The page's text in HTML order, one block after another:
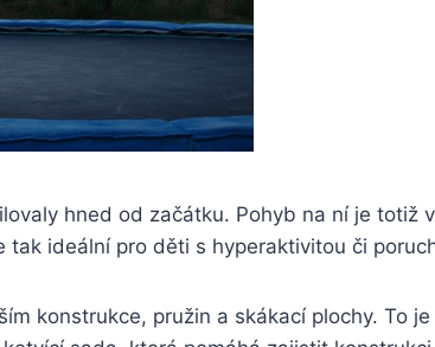
hned od začátku. Pohyb na ní je totiž
ideální pro děti s hyperaktivitou či
konstrukce, pružin a skákací plochy. To